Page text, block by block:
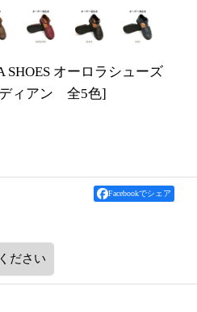
SHOES オーロラシューズ
ディアン 全5色]
Facebookでシェア
ださい